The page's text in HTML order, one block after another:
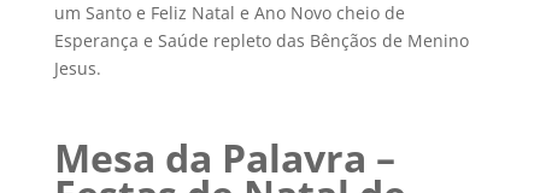
um Santo e Feliz Natal e Ano Novo cheio de
Esperança e Saúde repleto das Bênçãos de Menino
Jesus.
Mesa da Palavra –